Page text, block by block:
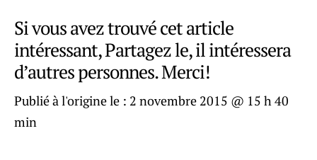
Si vous avez trouvé cet article
intéressant, Partagez le, il intéressera
d’autres personnes. Merci!
Publié à l'origine le : 2 novembre 2015 @ 15 h 40
min